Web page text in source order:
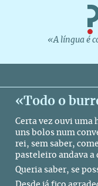
«A língua é
«Todo o
Certa vez ouvi uma
uns bolos num
rei, sem saber,
pasteleiro andava a
Queria saber, se